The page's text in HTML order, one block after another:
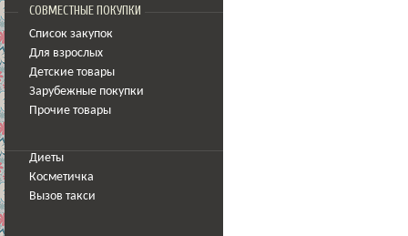
СОВМЕСТНЫЕ ПОКУПКИ
Список закупок
Для взрослых
Детские товары
Зарубежные покупки
Прочие товары
Диеты
Косметичка
Вызов такси